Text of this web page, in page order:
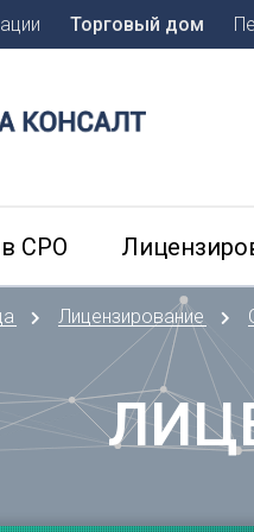
Б
Барнаул
Белгород
Брянск
В
Торговый дом
СРО
Лицензирование